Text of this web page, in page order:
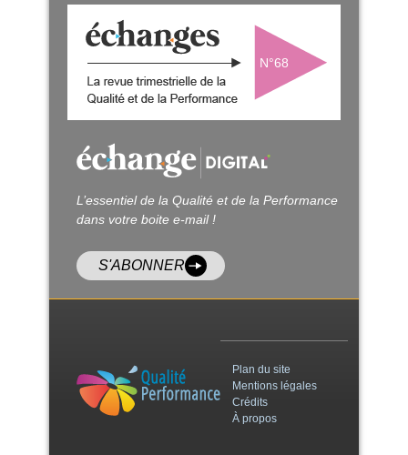
N°68
L’essentiel de la Qualité et de la Performance
dans votre boite e-mail !
S'ABONNER
Plan du site
Mentions légales
Crédits
À propos